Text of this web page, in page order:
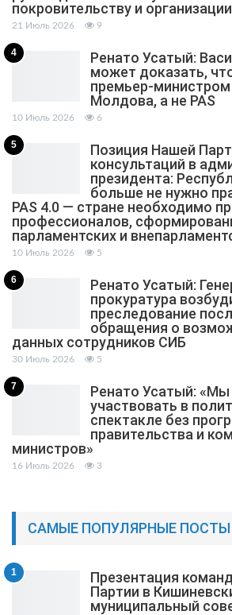
покровительству и организации
21 Июль 2026 9
4
Ренато Усатый:
может доказать,
премьер-
Молдова, а не PAS
10 Июль 2026 6
5
Позиция Нашей
консультаций в
президента:
больше не нужно
PAS 4.0 — стране необходимо
профессионалов,
парламентских и
10 Июль 2026 5
6
Ренато Усатый:
прокуратура
преследование
обращения о
данных сотрудников СИБ
30 Июль 2026 5
7
Ренато Усатый:
участвовать в
спектакле без
правительства и
министров»
16 Июль 2026 3
САМЫЕ ПОПУЛЯРНЫЕ ПОСТЫ
1
Презентация
Партии в
муниципальный